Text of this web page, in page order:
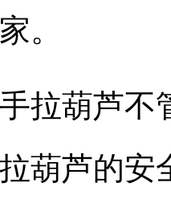
。
拉葫芦不
葫芦的安